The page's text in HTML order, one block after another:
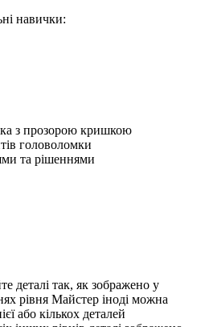
навички:
з прозорою кришкою
головоломки
та рішеннями
деталі так, як зображено у
рівня Майстер іноді можна
або кількох деталей